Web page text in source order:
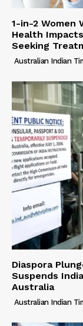
1-in-2 Women
Health
Seeking
Australian Indian
Diaspora
Suspends
Australia
Australian Indian